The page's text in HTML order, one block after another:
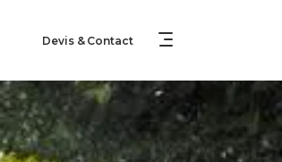
Devis & Contact